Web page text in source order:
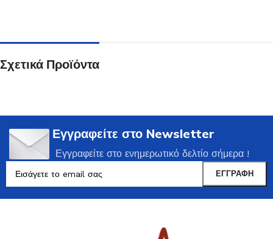
Σχετικά Προϊόντα
Εγγραφείτε στο Newsletter
Εγγραφείτε στο ενημερωτικό δελτίο σήμερα !